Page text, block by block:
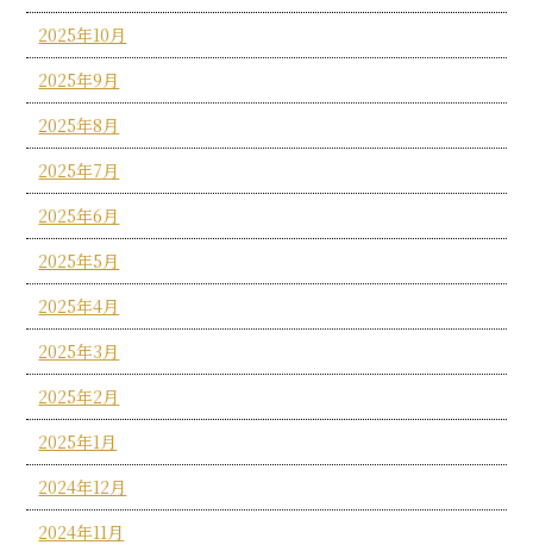
2025年10月
2025年9月
2025年8月
2025年7月
2025年6月
2025年5月
2025年4月
2025年3月
2025年2月
2025年1月
2024年12月
2024年11月